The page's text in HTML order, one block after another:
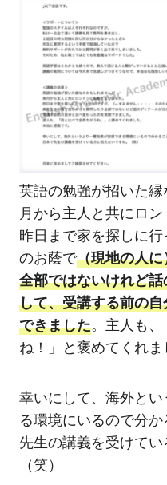
英語の勉強が招いた
月から主人と共にロン
昨日まで家を探しに
のお蔭で（現地の人
全部ではないけれど
して、受講する前の
できました。主人も、
ね！」と褒めてくれま
幸いにして、海外と
る環境にいるので分
先生の講義を受けて
（笑）